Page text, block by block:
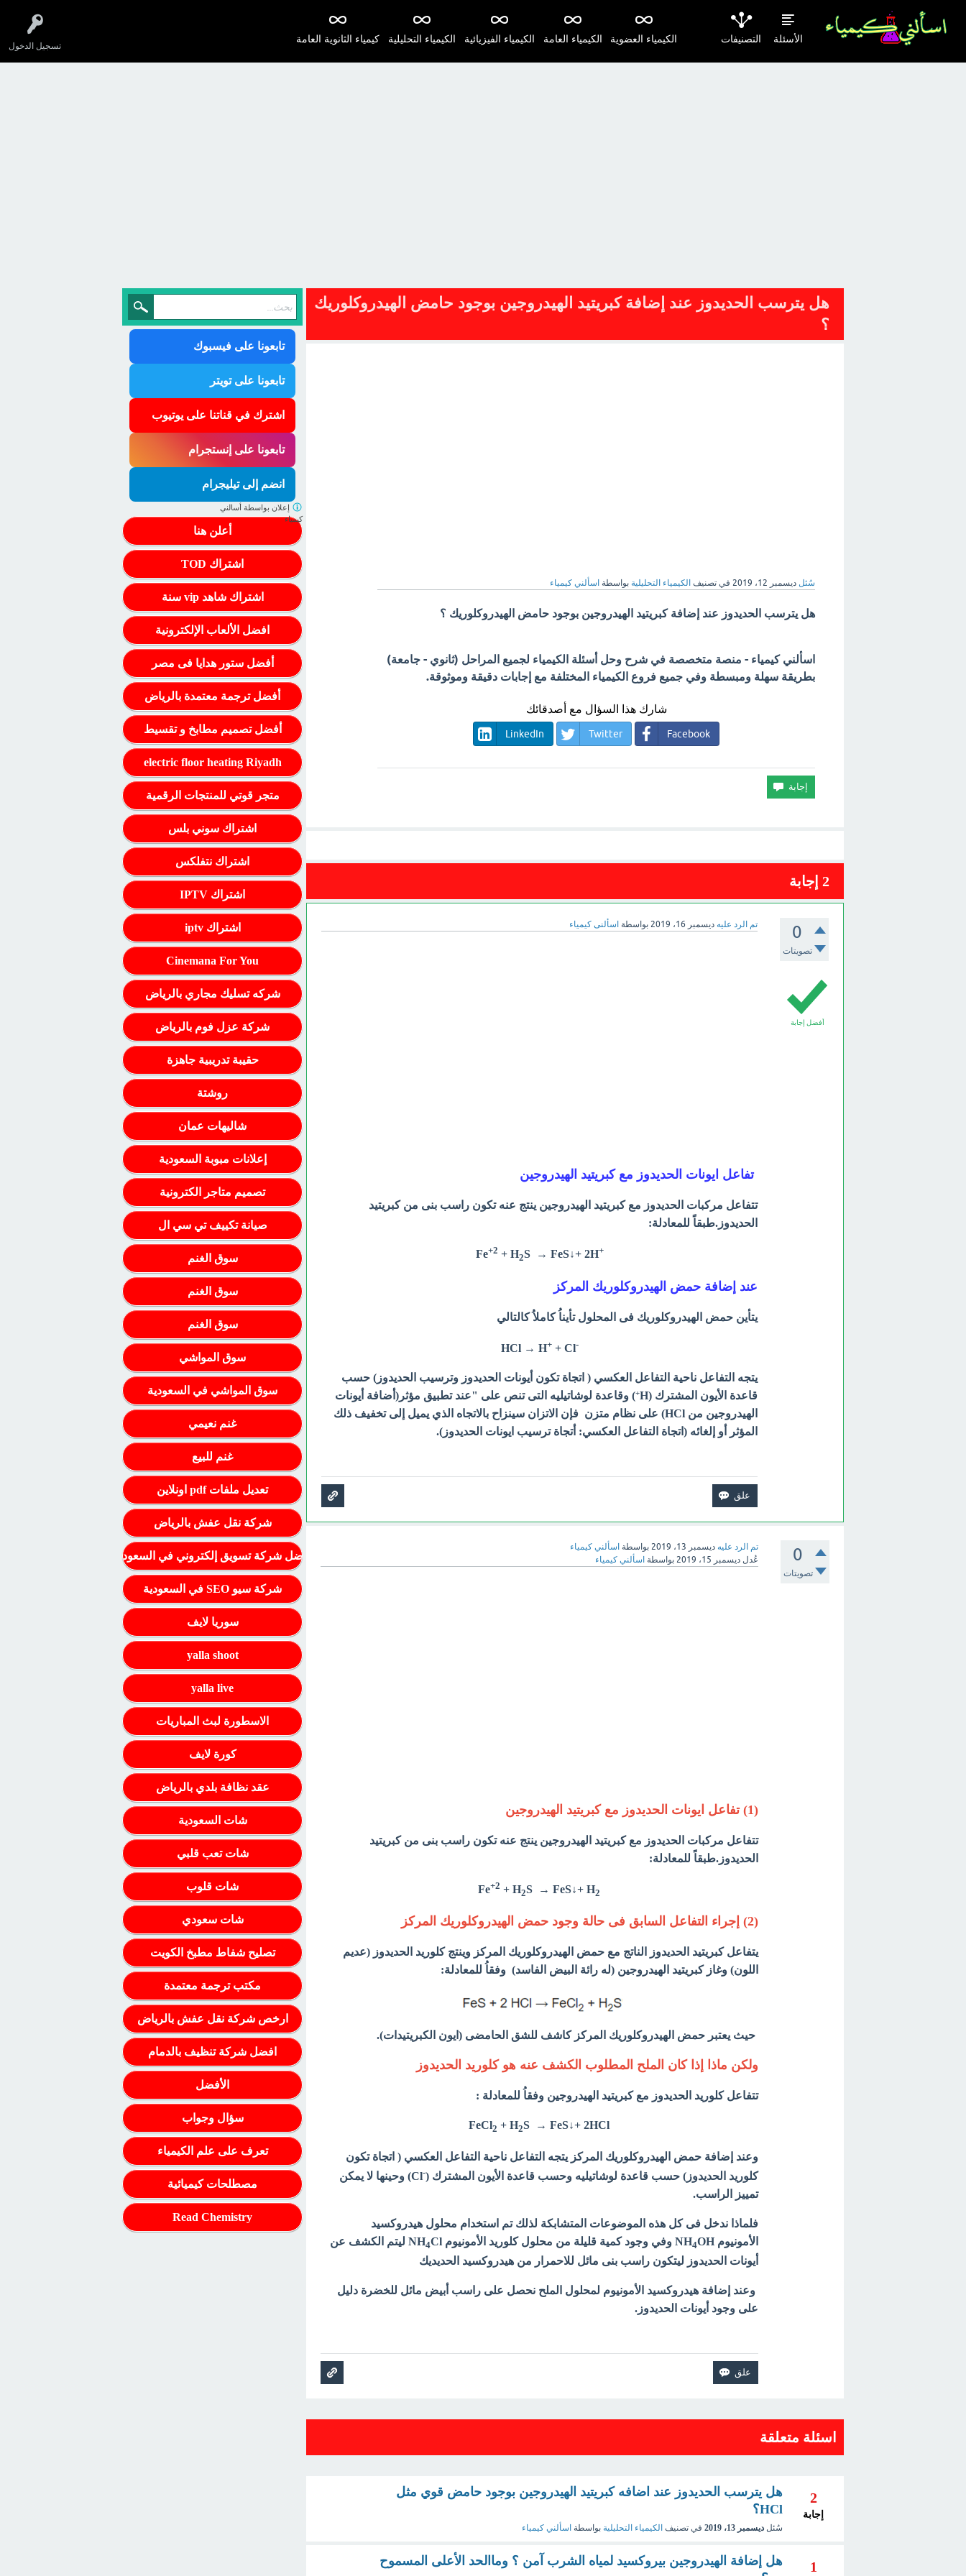
تسجيل الدخول
الأسئلة التصنيفات كيمياء الثانوية العامة الكيمياء التحليلية الكيمياء الفيزيائية الكيمياء العامة الكيمياء العضوية
هل يترسب الحديدوز عند إضافة كبريتيد الهيدروجين بوجود حامض الهيدروكلوريك
؟
سُئل ديسمبر 12، 2019 في تصنيف الكيمياء التحليلية بواسطة اسألني كيمياء
هل يترسب الحديدوز عند إضافة كبريتيد الهيدروجين بوجود حامض الهيدروكلوريك ؟
اسألني كيمياء - منصة متخصصة في شرح وحل أسئلة الكيمياء لجميع المراحل (ثانوي - جامعة)
بطريقة سهلة ومبسطة وفي جميع فروع الكيمياء المختلفة مع إجابات دقيقة وموثوقة.
شارك هذا السؤال مع أصدقائك
Facebook
Twitter
LinkedIn
2 إجابة
0
تصويتات
تم الرد عليه ديسمبر 16، 2019 بواسطة اسألنى كيمياء
أفضل إجابة
تفاعل ايونات الحديدوز مع كبريتيد الهيدروجين
تتفاعل مركبات الحديدوز مع كبريتيد الهيدروجين ينتج عنه تكون راسب بنى من كبريتيد
الحديدوز.طبقاً للمعادلة:
+
Fe+2 + H2S → FeS↓+ 2H
عند إضافة حمض الهيدروكلوريك المركز
يتأين حمض الهيدروكلوريك فى المحلول تأيناُ كاملاُ كالتالي
-
HCl → H++ Cl
يتجه التفاعل ناحية التفاعل العكسي ( اتجاة تكون أيونات الحديدوز وترسيب الحديدوز) حسب
قاعدة الأيون المشترك (H
+) وقاعدة لوشاتيليه التى تنص على "عند تطبيق مؤثر (أضافة أيونات
الهيدروجين من HCl)
على نظام متزن فإن الاتزان سينزاح بالاتجاه الذي يميل إلى تخفيف ذلك
المؤثر أو إلغائه (اتجاة التفاعل العكسي: أتجاة ترسيب ايونات الحديدوز).
0
تصويتات
تم الرد عليه ديسمبر 13، 2019 بواسطةاسألني كيمياء
عُدل ديسمبر 15، 2019 بواسطةاسألني كيمياء
(1) تفاعل ايونات الحديدوز مع كبريتيد الهيدروجين
تتفاعل مركبات الحديدوز مع كبريتيد الهيدروجين ينتج عنه تكون راسب بنى من كبريتيد
الحديدوز.طبقاً للمعادلة:
Fe+2 + H2S → FeS↓+ H2
(2) إجراء التفاعل السابق فى حالة وجود حمض الهيدروكلوريك المركز
يتفاعل كبريتيد الحديدوز الناتج مع حمض الهيدروكلوريك المركز وينتج كلوريد الحديدوز (عديم
اللون) وغاز كبريتيد الهيدروجين (له رائة البيض الفاسد) وفقاُ للمعادلة:
حيث يعتبر حمض الهيدروكلوريك المركز كاشف للشق الحامضى (ايون الكبريتيدات).
ولكن ماذا إذا كان الملح المطلوب الكشف عنه هو كلوريد الحديدوز
تتفاعل كلوريد الحديدوز مع كبريتيد الهيدروجين وفقاُ للمعادلة :
FeCl2 + H2S → FeS↓+ 2HCl
وعند إضافة حمض الهيدروكلوريك المركز يتجه التفاعل ناحية التفاعل العكسي ( اتجاة تكون
كلوريد الحديدوز) حسب قاعدة لوشاتيليهوحسب قاعدة الأيون المشترك (-
Cl) وحينها لا يمكن
تمييز الراسب.
فلماذا ندخل فى كل هذه الموضوعات المتشابكة لذلك تم استخدام محلول هيدروكسيد
الأمونيوم NH
4OH وفي وجود كمية قليلة من محلول كلوريد الأمونيوم NH 4
Cl ليتم الكشف عن
أيونات الحديدوز ليتكون راسب بنى مائل للاحمرار من هيدروكسيد الحديديك
وعند إضافة هيدروكسيد الأمونيوم لمحلول الملح نحصل على راسب أبيض مائل للخضرة دليل
على وجود أيونات الحديدوز.
اسئلة متعلقة
2
إجابة
هل يترسب الحديدوز عند اضافه كبريتيد الهيدروجين بوجود حامض قوي مثل
HCl؟
سُئل ديسمبر 13، 2019 في تصنيف الكيمياء التحليلية بواسطة اسألني كيمياء
1
هل إضافة الهيدروجين بيروكسيد لمياه الشرب آمن ؟ وماالحد الأعلى المسموح
تابعونا على فيسبوك
تابعونا على تويتر
اشترك في قناتنا على يوتيوب
تابعونا على إنستجرام
انضم إلى تيليجرام
أعلن هنا
اشتراك TOD
اشتراك شاهد vip سنة
افضل الألعاب الإلكترونية
أفضل ستور هدايا فى مصر
أفضل ترجمة معتمدة بالرياض
أفضل تصميم مطابخ و تقسيط
electric floor heating Riyadh
متجر قوتي للمنتجات الرقمية
اشتراك سوني بلس
اشتراك نتفلكس
اشتراك IPTV
اشتراك iptv
Cinemana For You
شركه تسليك مجاري بالرياض
شركة عزل فوم بالرياض
حقيبة تدريبية جاهزة
روشتة
شاليهات عمان
إعلانات مبوبة السعودية
تصميم متاجر الكترونية
صيانة تكييف تي سي ال
سوق الغنم
سوق الغنم
سوق الغنم
سوق المواشي
سوق المواشي في السعودية
غنم نعيمي
غنم للبيع
تعديل ملفات pdf اونلاين
شركة نقل عفش بالرياض
أفضل شركة تسويق إلكتروني في السعودية
شركة سيو SEO في السعودية
سوريا لايف
yalla shoot
yalla live
الاسطورة لبث المباريات
كورة لايف
عقد نظافة بلدي بالرياض
شات السعودية
شات تعب قلبي
شات قلوب
شات سعودي
تصليح شفاط مطبخ الكويت
مكتب ترجمة معتمدة
ارخص شركة نقل عفش بالرياض
افضل شركة تنظيف بالدمام
الأفضل
سؤال وجواب
تعرف على علم الكيمياء
مصطلحات كيميائية
Read Chemistry
إعلان بواسطة أسالني
كيمياء